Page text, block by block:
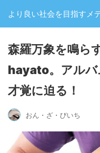
より良い社会を目指すメ
森羅万象を鳴ら
hayato。アルバ
才覚に迫る！
おん・ざ・びいち